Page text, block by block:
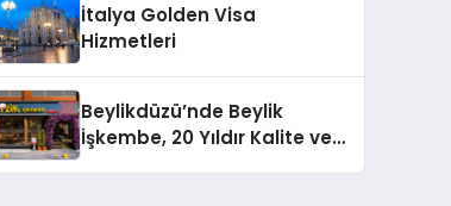
İtalya Golden Visa
Hizmetleri
Beylikdüzü’nde Beylik
İşkembe, 20 Yıldır Kalite ve